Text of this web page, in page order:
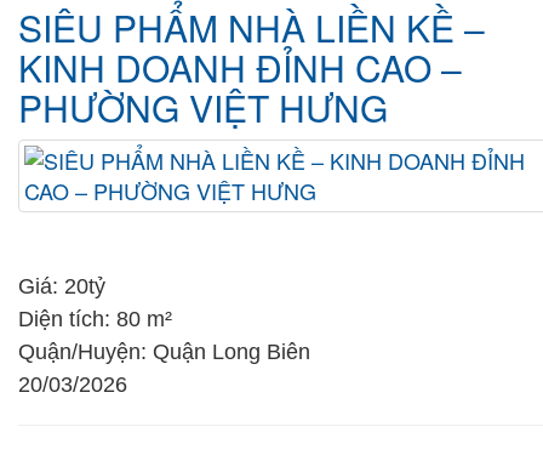
SIÊU PHẨM NHÀ LIỀN KỀ –
KINH DOANH ĐỈNH CAO –
PHƯỜNG VIỆT HƯNG
Giá: 20tỷ
Diện tích: 80 m²
Quận/Huyện: Quận Long Biên
20/03/2026